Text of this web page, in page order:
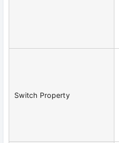
Switch Property